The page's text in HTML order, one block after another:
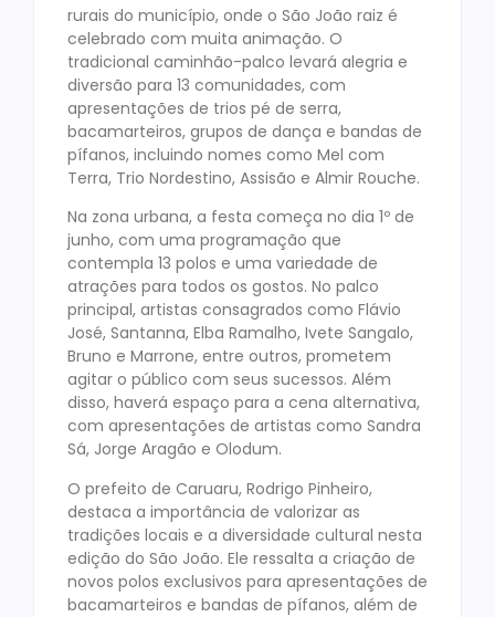
rurais do município, onde o São João raiz é
celebrado com muita animação. O
tradicional caminhão-palco levará alegria e
diversão para 13 comunidades, com
apresentações de trios pé de serra,
bacamarteiros, grupos de dança e bandas de
pífanos, incluindo nomes como Mel com
Terra, Trio Nordestino, Assisão e Almir Rouche.
Na zona urbana, a festa começa no dia 1º de
junho, com uma programação que
contempla 13 polos e uma variedade de
atrações para todos os gostos. No palco
principal, artistas consagrados como Flávio
José, Santanna, Elba Ramalho, Ivete Sangalo,
Bruno e Marrone, entre outros, prometem
agitar o público com seus sucessos. Além
disso, haverá espaço para a cena alternativa,
com apresentações de artistas como Sandra
Sá, Jorge Aragão e Olodum.
O prefeito de Caruaru, Rodrigo Pinheiro,
destaca a importância de valorizar as
tradições locais e a diversidade cultural nesta
edição do São João. Ele ressalta a criação de
novos polos exclusivos para apresentações de
bacamarteiros e bandas de pífanos, além de